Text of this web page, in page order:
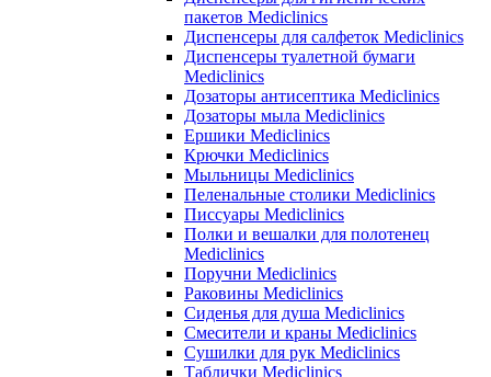
пакетов Mediclinics
Диспенсеры для салфеток Mediclinics
Диспенсеры туалетной бумаги
Mediclinics
Дозаторы антисептика Mediclinics
Дозаторы мыла Mediclinics
Ершики Mediclinics
Крючки Mediclinics
Мыльницы Mediclinics
Пеленальные столики Mediclinics
Писсуары Mediclinics
Полки и вешалки для полотенец
Mediclinics
Поручни Mediclinics
Раковины Mediclinics
Сиденья для душа Mediclinics
Смесители и краны Mediclinics
Сушилки для рук Mediclinics
Таблички Mediclinics